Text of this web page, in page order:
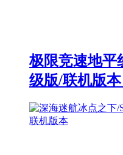
极限竞速地平
级版/联机版本